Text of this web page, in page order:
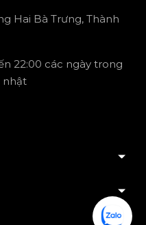
Hai Bà Trưng, Thành
22:00 các ngày trong
nhật